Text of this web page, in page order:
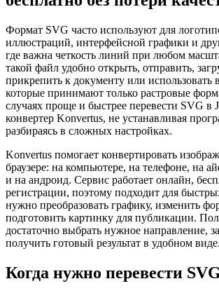
Формат SVG часто используют для
иллюстраций, интерфейсной графики и
где важна четкость линий при любом
такой файл удобно открыть, отправить,
прикрепить к документу или использовать
которые принимают только растровые
случаях проще и быстрее перевести SVG в
конвертер Konvertus, не устанавливая
разбираясь в сложных настройках.
Konvertus помогает конвертировать
браузере: на компьютере, на телефоне, на
и на андроид. Сервис работает онлайн,
регистрации, поэтому подходит для
нужно преобразовать графику, изменить
подготовить картинку для публикации.
достаточно выбрать нужное направление,
получить готовый результат в удобном виде.
Когда нужно перевести